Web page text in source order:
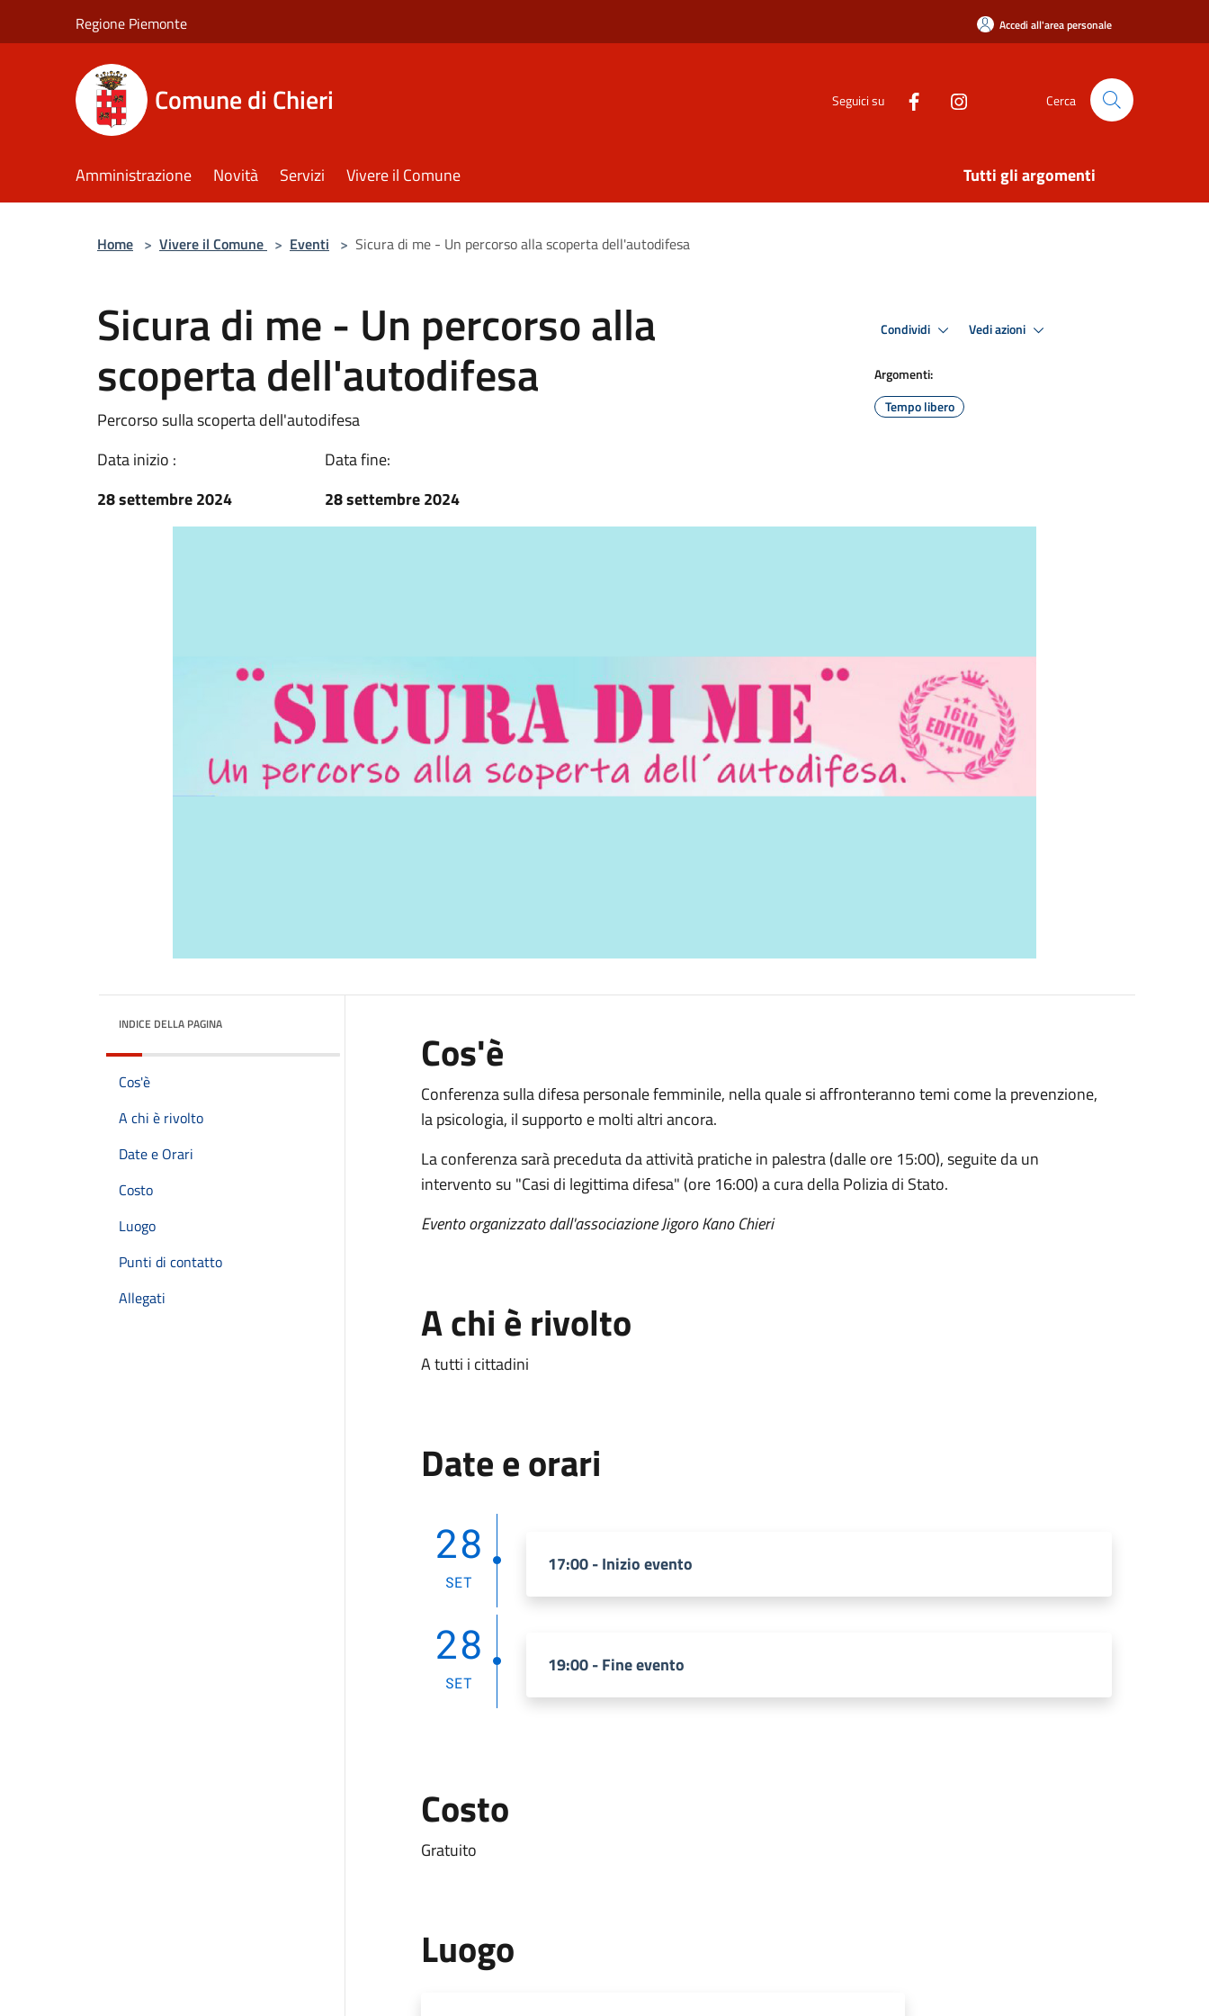
Regione Piemonte Accedi all'area personale
Comune di Chieri Seguici su Cerca
Amministrazione Novità Servizi Vivere il Comune Tutti gli argomenti
Home > Vivere il Comune > Eventi > Sicura di me - Un percorso alla scoperta dell'autodifesa
Sicura di me - Un percorso alla
scoperta dell'autodifesa
Percorso sulla scoperta dell'autodifesa
Data inizio :
28 settembre 2024
Data fine:
28 settembre 2024
Condividi Vedi azioni
Argomenti:
Tempo libero
INDICE DELLA PAGINA
Cos'è
A chi è rivolto
Date e Orari
Costo
Luogo
Punti di contatto
Allegati
Cos'è
Conferenza sulla difesa personale femminile, nella quale si affronteranno temi come la prevenzione,
la psicologia, il supporto e molti altri ancora.
La conferenza sarà preceduta da attività pratiche in palestra (dalle ore 15:00), seguite da un
intervento su "Casi di legittima difesa" (ore 16:00) a cura della Polizia di Stato.
Evento organizzato dall'associazione Jigoro Kano Chieri
A chi è rivolto
A tutti i cittadini
Date e orari
28
SET
17:00 - Inizio evento
28
SET
19:00 - Fine evento
Costo
Gratuito
Luogo